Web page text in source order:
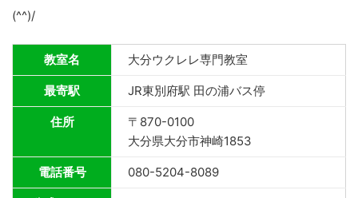
(^^)/
教室名 大分ウクレレ専門教室
最寄駅 JR東別府駅 田の浦バス停
住所
〒870-0100
大分県大分市神崎1853
電話番号 080-5204-8089